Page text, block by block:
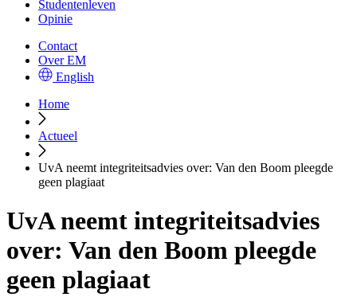
Studentenleven
Opinie
Contact
Over EM
English
Home
Actueel
UvA neemt integriteitsadvies over: Van den Boom pleegde
geen plagiaat
UvA neemt integriteitsadvies
over: Van den Boom pleegde
geen plagiaat